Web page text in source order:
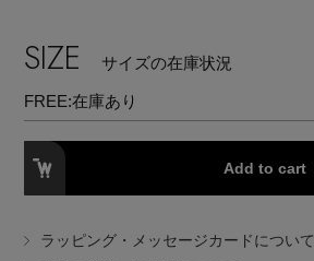
スーツケース
レッグウェア
アンクレット
チャーム
水着・スイムウェア
NEW IN BRAND
BRAND NEWS
SIZE サイズの在庫状況
FREE:在庫あり
Add to cart
ラッピング・メッセージカードについて